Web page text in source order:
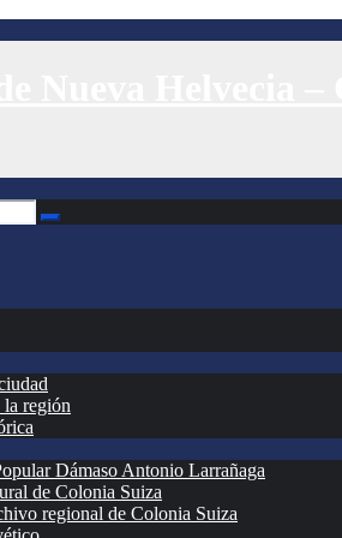
región
Dámaso Antonio Larrañaga
de Colonia Suiza
regional de Colonia Suiza